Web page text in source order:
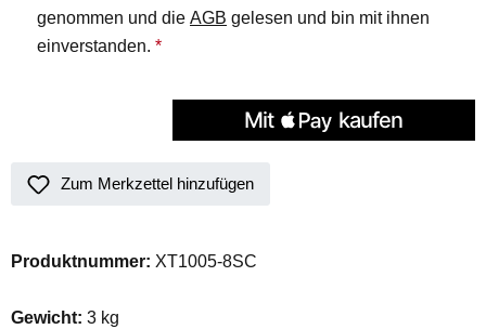
genommen und die AGB gelesen und bin mit ihnen
einverstanden. *
Zum Merkzettel hinzufügen
Produktnummer: XT1005-8SC
Gewicht: 3 kg